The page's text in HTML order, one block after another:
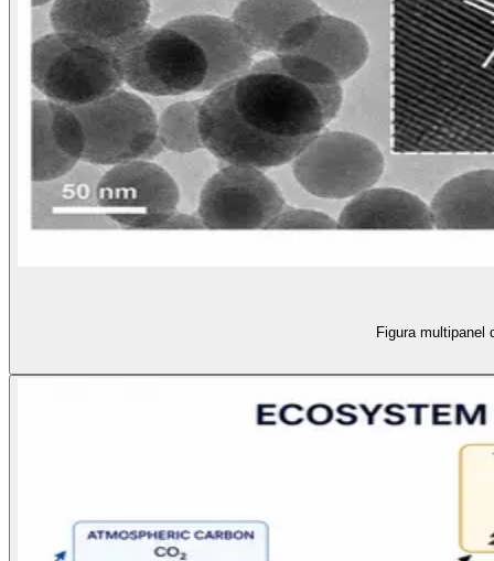
Figura multipanel